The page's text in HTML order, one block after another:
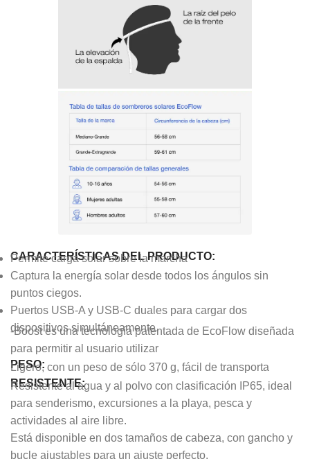
CARACTERÍSTICAS DEL PRODUCTO:
Permite carga solar sobre la marcha
Captura la energía solar desde todos los ángulos sin
puntos ciegos.
Puertos USB-A y USB-C duales para cargar dos
dispositivos simultáneamente.
-Boost es una tecnología patentada de EcoFlow diseñada
para permitir al usuario utilizar
PESO:
Ligero, con un peso de sólo 370 g, fácil de transporta
RESISTENTE:
Resistente al agua y al polvo con clasificación IP65, ideal
para senderismo, excursiones a la playa, pesca y
actividades al aire libre.
Está disponible en dos tamaños de cabeza, con gancho y
bucle ajustables para un ajuste perfecto.